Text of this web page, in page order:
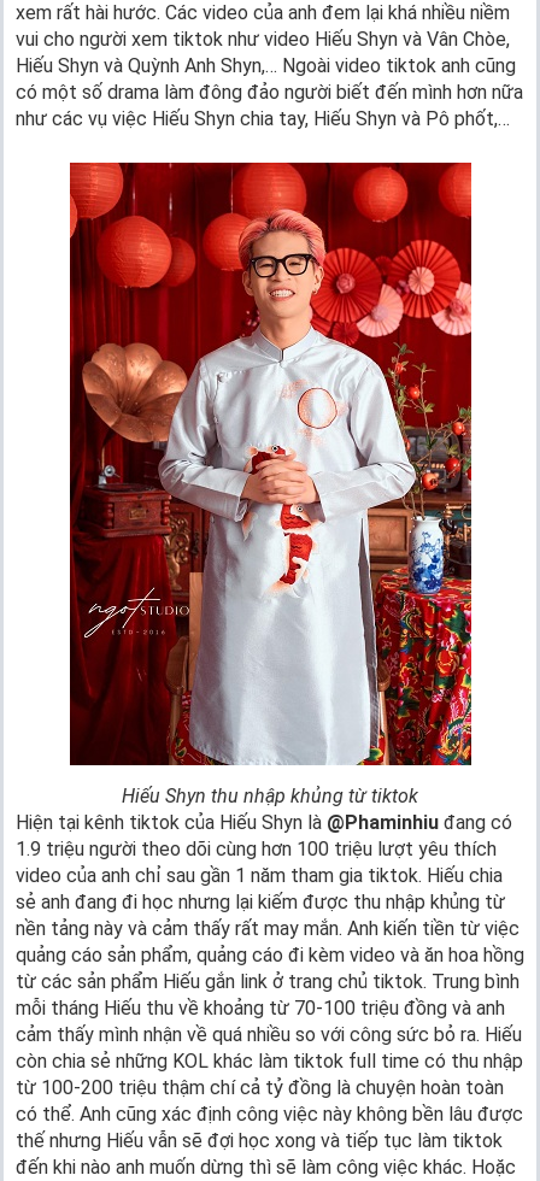
xem rất hài hước. Các video của anh đem lại khá nhiều niềm
vui cho người xem tiktok như video Hiếu Shyn và Vân Chòe,
Hiếu Shyn và Quỳnh Anh Shyn,… Ngoài video tiktok anh cũng
có một số drama làm đông đảo người biết đến mình hơn nữa
như các vụ việc Hiếu Shyn chia tay, Hiếu Shyn và Pô phốt,…
Hiếu Shyn thu nhập khủng từ tiktok
Hiện tại kênh tiktok của Hiếu Shyn là @Phaminhiu đang có
1.9 triệu người theo dõi cùng hơn 100 triệu lượt yêu thích
video của anh chỉ sau gần 1 năm tham gia tiktok. Hiếu chia
sẻ anh đang đi học nhưng lại kiếm được thu nhập khủng từ
nền tảng này và cảm thấy rất may mắn. Anh kiến tiền từ việc
quảng cáo sản phẩm, quảng cáo đi kèm video và ăn hoa hồng
từ các sản phẩm Hiếu gắn link ở trang chủ tiktok. Trung bình
mỗi tháng Hiếu thu về khoảng từ 70-100 triệu đồng và anh
cảm thấy mình nhận về quá nhiều so với công sức bỏ ra. Hiếu
còn chia sẻ những KOL khác làm tiktok full time có thu nhập
từ 100-200 triệu thậm chí cả tỷ đồng là chuyện hoàn toàn
có thể. Anh cũng xác định công việc này không bền lâu được
thế nhưng Hiếu vẫn sẽ đợi học xong và tiếp tục làm tiktok
đến khi nào anh muốn dừng thì sẽ làm công việc khác. Hoặc